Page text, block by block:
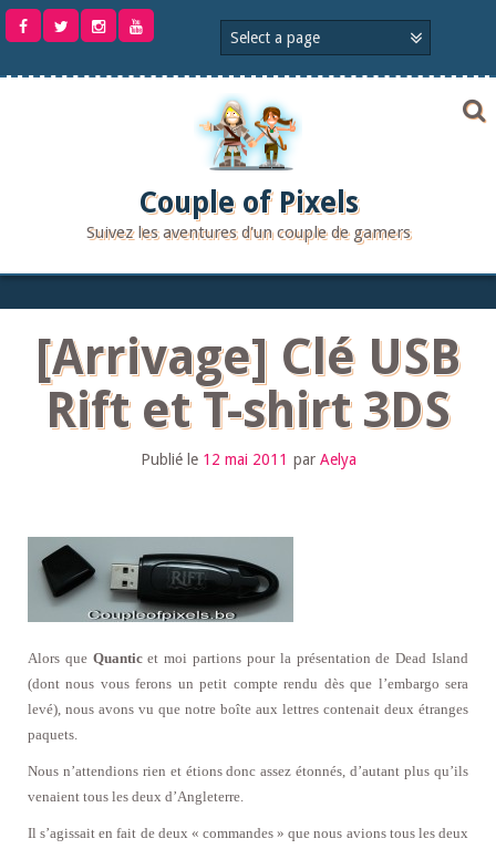
Aller
Couple of Pixels
Suivez les aventures d'un couple de gamers
[Arrivage] Clé USB
Rift et T-shirt 3DS
Publié le 12 mai 2011 par Aelya
Alors que Quanticet moi partions pour la présentation de Dead Island
(dont nous vous ferons un petit compte rendu dès que l’embargo sera
levé), nous avons vu que notre boîte aux lettres contenait deux étranges
paquets.
Nous n’attendions rien et étions donc assez étonnés, d’autant plus qu’ils
venaient tous les deux d’Angleterre.
Il s’agissait en fait de deux « commandes » que nous avions tous les deux